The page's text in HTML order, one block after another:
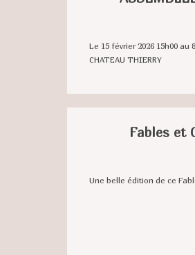
Le 15 février 2026 15h00 au
CHATEAU THIERRY
Fables et
Une belle édition de ce